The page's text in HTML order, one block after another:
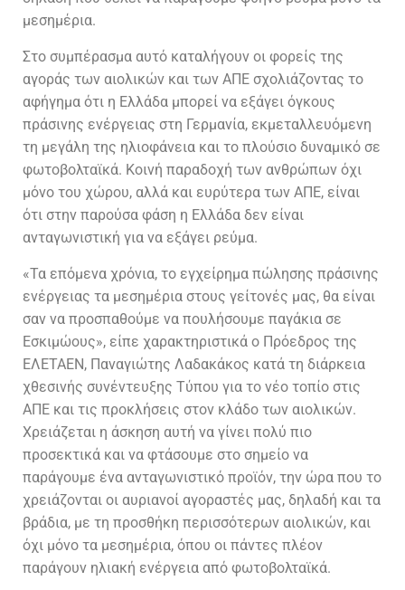
μεσημέρια.
Στο συμπέρασμα αυτό καταλήγουν οι φορείς της
αγοράς των αιολικών και των ΑΠΕ σχολιάζοντας το
αφήγημα ότι η Ελλάδα μπορεί να εξάγει όγκους
πράσινης ενέργειας στη Γερμανία, εκμεταλλευόμενη
τη μεγάλη της ηλιοφάνεια και το πλούσιο δυναμικό σε
φωτοβολταϊκά. Κοινή παραδοχή των ανθρώπων όχι
μόνο του χώρου, αλλά και ευρύτερα των ΑΠΕ, είναι
ότι στην παρούσα φάση η Ελλάδα δεν είναι
ανταγωνιστική για να εξάγει ρεύμα.
«Τα επόμενα χρόνια, το εγχείρημα πώλησης πράσινης
ενέργειας τα μεσημέρια στους γείτονές μας, θα είναι
σαν να προσπαθούμε να πουλήσουμε παγάκια σε
Εσκιμώους», είπε χαρακτηριστικά ο Πρόεδρος της
ΕΛΕΤΑΕΝ, Παναγιώτης Λαδακάκος κατά τη διάρκεια
χθεσινής συνέντευξης Τύπου για το νέο τοπίο στις
ΑΠΕ και τις προκλήσεις στον κλάδο των αιολικών.
Χρειάζεται η άσκηση αυτή να γίνει πολύ πιο
προσεκτικά και να φτάσουμε στο σημείο να
παράγουμε ένα ανταγωνιστικό προϊόν, την ώρα που το
χρειάζονται οι αυριανοί αγοραστές μας, δηλαδή και τα
βράδια, με τη προσθήκη περισσότερων αιολικών, και
όχι μόνο τα μεσημέρια, όπου οι πάντες πλέον
παράγουν ηλιακή ενέργεια από φωτοβολταϊκά.